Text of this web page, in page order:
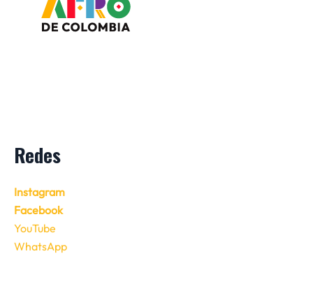
Redes
Instagram
Facebook
YouTube
WhatsApp